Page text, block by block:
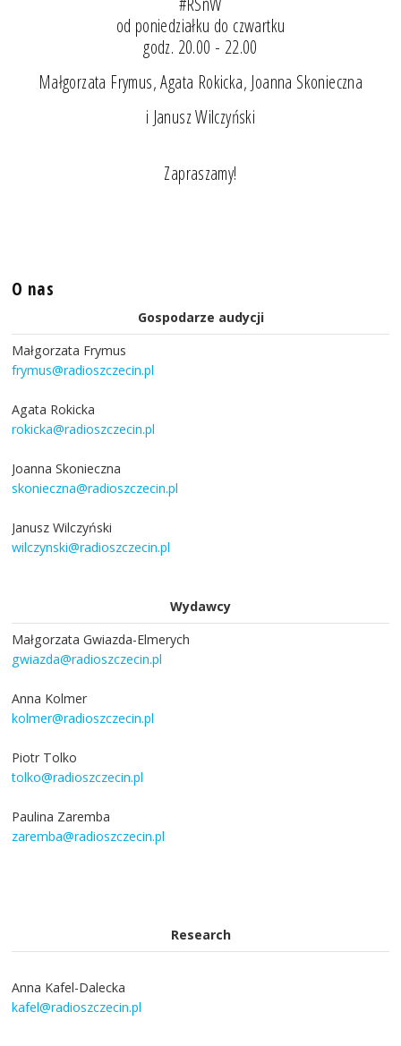
od poniedziałku do czwartku
godz. 20.00 - 22.00
Małgorzata Frymus, Agata Rokicka, Joanna Skonieczna
i Janusz Wilczyński
Zapraszamy!
O nas
Gospodarze audycji
Małgorzata Frymus
frymus@radioszczecin.pl
Agata Rokicka
rokicka@radioszczecin.pl
Joanna Skonieczna
skonieczna@radioszczecin.pl
Janusz Wilczyński
wilczynski@radioszczecin.pl
Wydawcy
Małgorzata Gwiazda-Elmerych
gwiazda@radioszczecin.pl
Anna Kolmer
kolmer@radioszczecin.pl
Piotr Tolko
tolko@radioszczecin.pl
Paulina Zaremba
zaremba@radioszczecin.pl
Research
Anna Kafel-Dalecka
kafel@radioszczecin.pl